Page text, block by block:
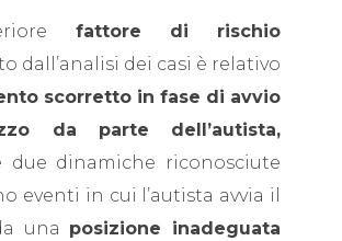
fattore di rischio
dall’analisi dei casi è relativo
scorretto in fase di avvio
da parte dell’autista,
due dinamiche riconosciute
eventi in cui l’autista avvia il
una posizione inadeguata